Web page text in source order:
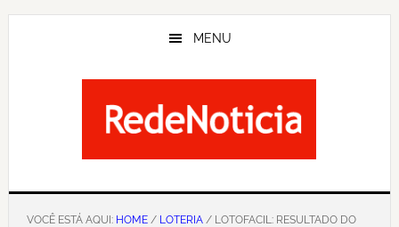
Skip
MENU
VOCÊ ESTÁ AQUI: HOME/ LOTERIA/ LOTOFACIL: RESULTADO DO